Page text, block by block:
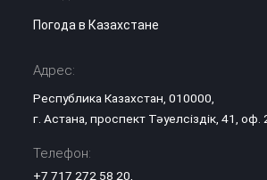
Погода в Казахстане
Адрес:
Республика Казахстан, 010000,
г. Астана, проспект Тәуелсіздік, 41, оф.
Телефон:
+7 717 272 58 20,